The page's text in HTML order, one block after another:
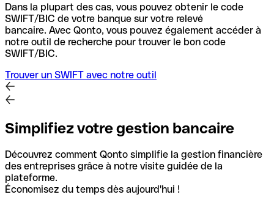
Dans la plupart des cas, vous pouvez obtenir le code
SWIFT/BIC de votre banque sur votre relevé
bancaire. Avec Qonto, vous pouvez également accéder à
notre outil de recherche pour trouver le bon code
SWIFT/BIC.
Trouver un SWIFT avec notre outil
Simplifiez votre gestion bancaire
Découvrez comment Qonto simplifie la gestion financière
des entreprises grâce à notre visite guidée de la
plateforme.
Économisez du temps dès aujourd'hui !